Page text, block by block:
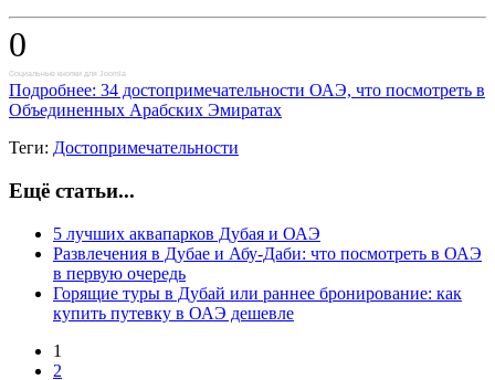
0
Социальные кнопки для Joomla
Подробнее: 34 достопримечательности ОАЭ, что посмотреть в
Объединенных Арабских Эмиратах
Теги: Достопримечательности
Ещё статьи...
5 лучших аквапарков Дубая и ОАЭ
Развлечения в Дубае и Абу-Даби: что посмотреть в ОАЭ
в первую очередь
Горящие туры в Дубай или раннее бронирование: как
купить путевку в ОАЭ дешевле
1
2